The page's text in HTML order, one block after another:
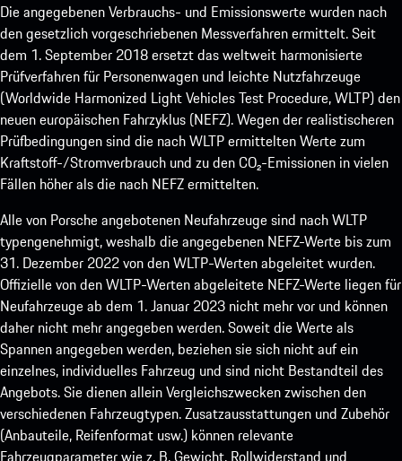
Die angegebenen Verbrauchs- und Emissionswerte wurden nach
den gesetzlich vorgeschriebenen Messverfahren ermittelt. Seit
dem 1. September 2018 ersetzt das weltweit harmonisierte
Prüfverfahren für Personenwagen und leichte Nutzfahrzeuge
(Worldwide Harmonized Light Vehicles Test Procedure, WLTP) den
neuen europäischen Fahrzyklus (NEFZ). Wegen der realistischeren
Prüfbedingungen sind die nach WLTP ermittelten Werte zum
Kraftstoff-/Stromverbrauch und zu den CO₂-Emissionen in vielen
Fällen höher als die nach NEFZ ermittelten.
Alle von Porsche angebotenen Neufahrzeuge sind nach WLTP
typengenehmigt, weshalb die angegebenen NEFZ-Werte bis zum
31. Dezember 2022 von den WLTP-Werten abgeleitet wurden.
Offizielle von den WLTP-Werten abgeleitete NEFZ-Werte liegen für
Neufahrzeuge ab dem 1. Januar 2023 nicht mehr vor und können
daher nicht mehr angegeben werden. Soweit die Werte als
Spannen angegeben werden, beziehen sie sich nicht auf ein
einzelnes, individuelles Fahrzeug und sind nicht Bestandteil des
Angebots. Sie dienen allein Vergleichszwecken zwischen den
verschiedenen Fahrzeugtypen. Zusatzausstattungen und Zubehör
(Anbauteile, Reifenformat usw.) können relevante
Fahrzeugparameter wie z. B. Gewicht, Rollwiderstand und